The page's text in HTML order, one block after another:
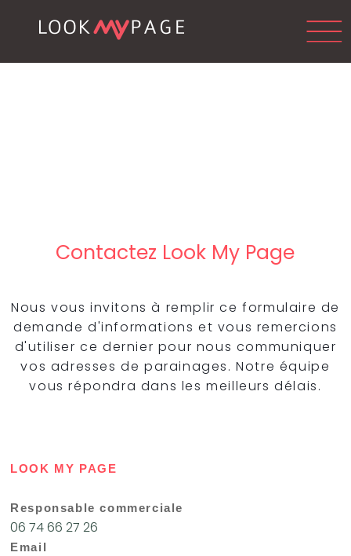
Contactez Look My Page
Nous vous invitons à remplir ce formulaire de
demande d'informations et vous remercions
d'utiliser ce dernier pour nous communiquer
vos adresses de parainages. Notre équipe
vous répondra dans les meilleurs délais.
LOOK MY PAGE
Responsable commerciale
06 74 66 27 26
Email